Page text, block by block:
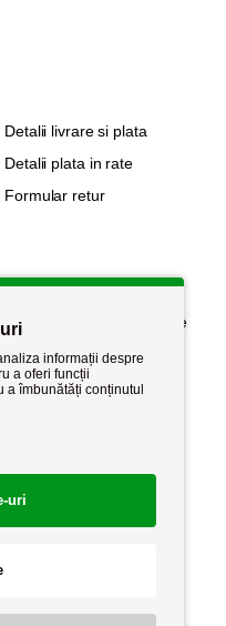
Detalii livrare si plata
Detalii plata in rate
Formular retur
Politica de confidențialitate
Politica de retur
Termeni si conditii
informații despre
a oferi funcții
îmbunătăți conținutul
uri